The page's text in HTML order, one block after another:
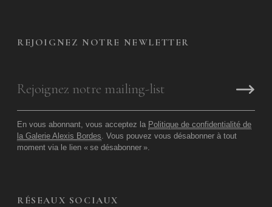
REJOIGNEZ NOTRE NEWLETTER
En vous abonnant, vous acceptez la Politique de confidentialité de
la Galerie Alexis Bordes . Vous pouvez vous désabonner à tout
moment via le lien « se désabonner ».
RÉSEAUX SOCIAUX